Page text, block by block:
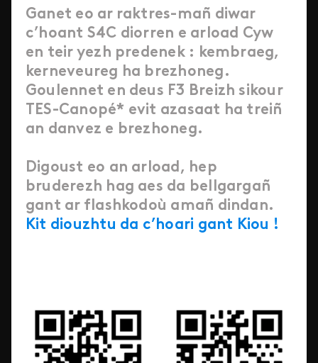
Ganet eo ar raktres-mañ diwar
c’hoant S4C diorren e arload Cyw
en teir yezh predenek : kembraeg,
kerneveureg ha brezhoneg.
Goulennet en deus F3 Breizh sikour
TES-Canopé* evit azasaat ha treiñ
an danvez e brezhoneg.
Digoust eo an arload, hep
bruderezh hag aes da bellgargañ
gant ar flashkodoù amañ dindan.
Kit diouzhtu da c’hoari gant Kiou !